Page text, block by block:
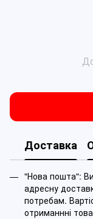
Доставка
"Нова пошта":
адресну
потребам.
отриманнні